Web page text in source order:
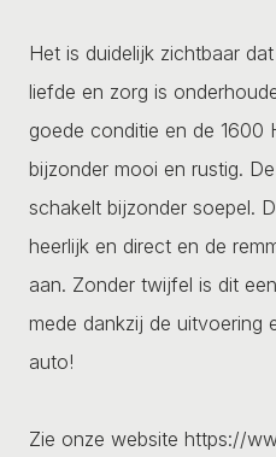
Het is duidelijk zichtbaar
liefde en zorg is
goede conditie en de 1600
bijzonder mooi en rustig.
schakelt bijzonder soepel.
heerlijk en direct en de
aan. Zonder twijfel is dit
mede dankzij de uitvoering
auto!
Zie onze website https://